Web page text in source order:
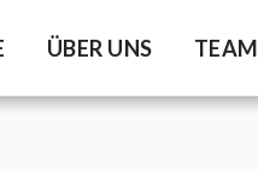
ÜBER UNS TEAM